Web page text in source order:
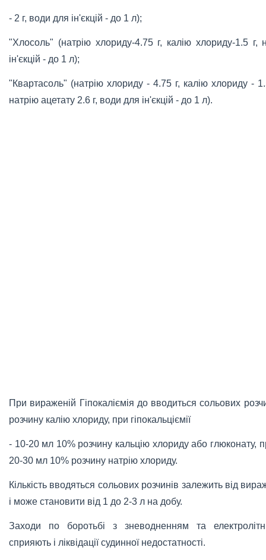
- 2 г, води для ін'єкцій - до 1 л);
"Хлосоль" (натрію хлориду-4.75 г, калію хлориду-1.5 г,
ін'єкцій - до 1 л);
"Квартасоль" (натрію хлориду - 4.75 г, калію хлориду -
натрію ацетату 2.6 г, води для ін'єкцій - до 1 л).
При вираженій Гіпокаліємія до вводиться сольових
розчину калію хлориду, при гіпокальціємії
- 10-20 мл 10% розчину кальцію хлориду або глюконату,
20-30 мл 10% розчину натрію хлориду.
Кількість вводяться сольових розчинів залежить від
і може становити від 1 до 2-3 л на добу.
Заходи по боротьбі з зневодненням та
сприяють і ліквідації судинної недостатності.